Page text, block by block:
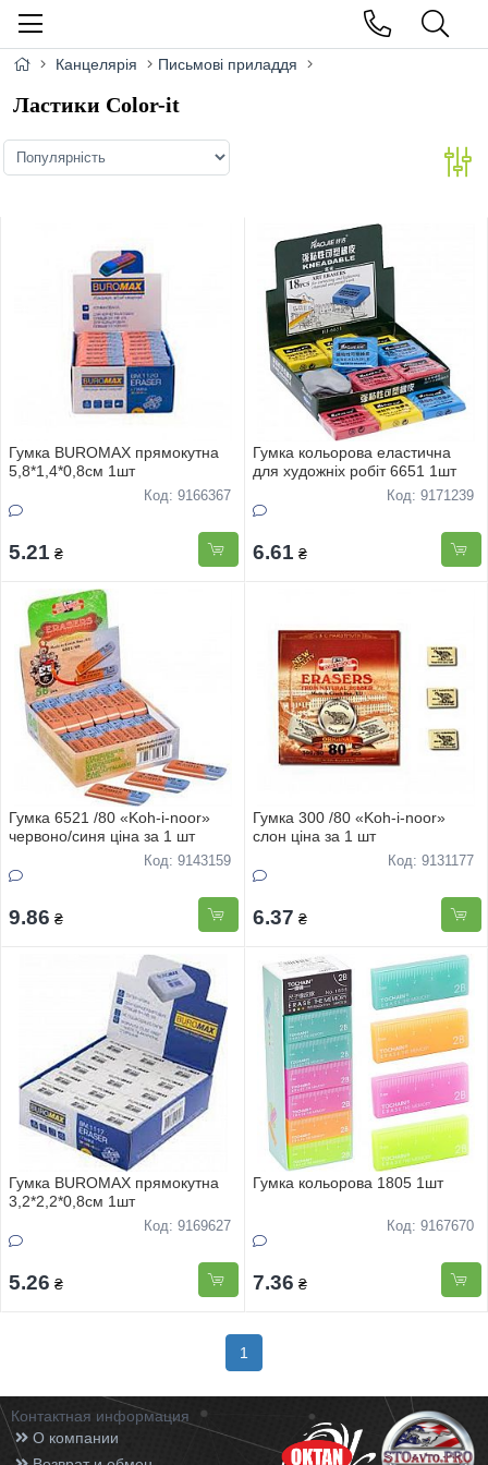
Канцелярія Письмові приладдя
Ластики Color-it
Гумка BUROMAX прямокутна
5,8*1,4*0,8см 1шт
Код: 9166367
5.21 ₴
Гумка кольорова еластична
для художнiх робiт 6651 1шт
Код: 9171239
6.61 ₴
Гумка 6521 /80 «Koh-i-noor»
червоно/синя ціна за 1 шт
Код: 9143159
9.86 ₴
Гумка 300 /80 «Koh-i-noor»
слон ціна за 1 шт
Код: 9131177
6.37 ₴
Гумка BUROMAX прямокутна
3,2*2,2*0,8см 1шт
Код: 9169627
5.26 ₴
Гумка кольорова 1805 1шт
Код: 9167670
7.36 ₴
1
Контактная информация
О компании